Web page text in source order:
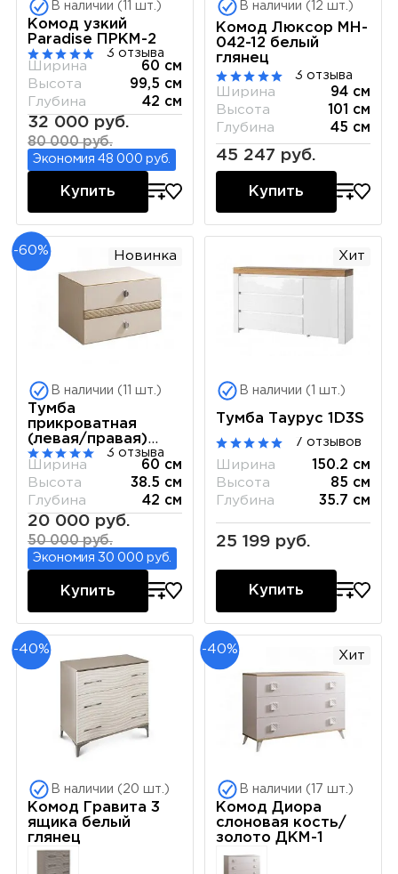
В наличии (11 шт.)
Комод узкий
Paradise ПРКМ-2
3 отзыва
Ширина
60 см
Высота
99,5 см
Глубина
42 см
32 000 руб.
80 000 руб.
Экономия 48 000 руб.
Купить
В наличии (12 шт.)
Комод Люксор MH-
042-12 белый
глянец
3 отзыва
Ширина
94 см
Высота
101 см
Глубина
45 см
45 247 руб.
Купить
-60% Новинка
В наличии (11 шт.)
Тумба
прикроватная
(левая/правая)
Paradise ПРТП-1
3 отзыва
Ширина
60 см
Высота
38.5 см
Глубина
42 см
20 000 руб.
50 000 руб.
Экономия 30 000 руб.
Купить
Хит
В наличии (1 шт.)
Тумба Таурус 1D3S
7 отзывов
Ширина
150.2 см
Высота
85 см
Глубина
35.7 см
25 199 руб.
Купить
-40%
В наличии (20 шт.)
Комод Гравита 3
ящика белый
глянец
-40% Хит
В наличии (17 шт.)
Комод Диора
слоновая кость/
золото ДКМ-1